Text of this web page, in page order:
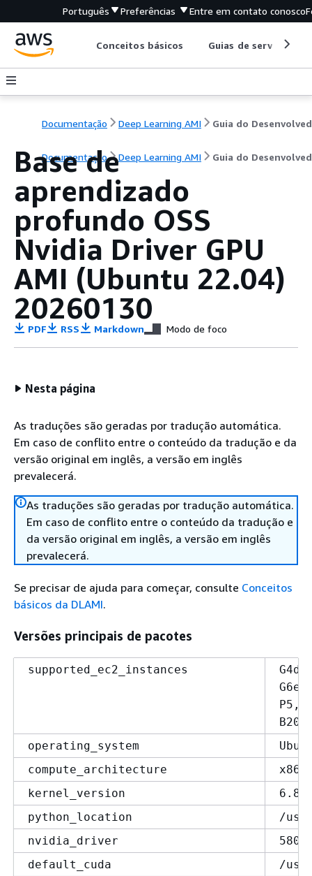
Português Preferências Entre em contato conosco
Conceitos básicos Guias de serviço
Documentação Deep Learning AMI Guia do
Documentação Deep Learning AMI Guia do
Base de
aprendizado
profundo OSS
Nvidia Driver GPU
AMI (Ubuntu 22.04)
20260130
PDF RSS Markdown Modo de foco
Nesta página
As traduções são geradas por tradução automática.
Em caso de conflito entre o conteúdo da tradução e da
versão original em inglês, a versão em inglês
prevalecerá.
As traduções são geradas por tradução automática.
Em caso de conflito entre o conteúdo da tradução e
da versão original em inglês, a versão em inglês
prevalecerá.
Se precisar de ajuda para começar, consulte Conceitos
básicos da DLAMI.
Versões principais de pacotes
supported_ec2_instances
P5,
operating_system
compute_architecture
kernel_version
python_location
/
nvidia_driver
default_cuda
/